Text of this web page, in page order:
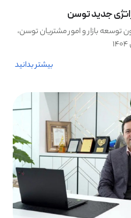
توسعه بازار و امور مشتریان توسن،
بیشتر بدانید